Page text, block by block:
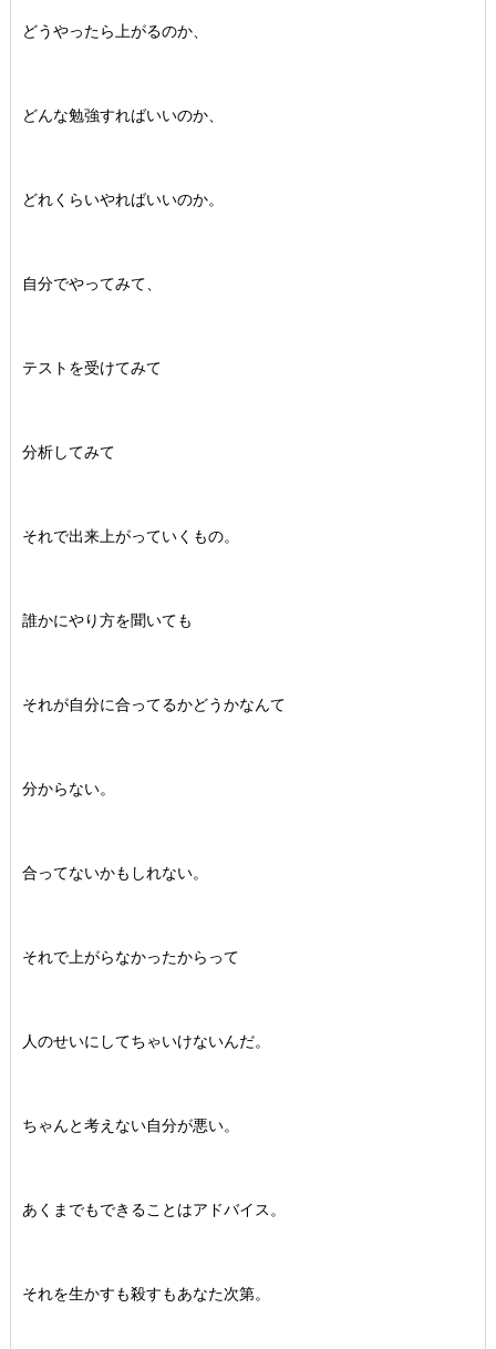
どうやったら上がるのか、
どんな勉強すればいいのか、
どれくらいやればいいのか。
自分でやってみて、
テストを受けてみて
分析してみて
それで出来上がっていくもの。
誰かにやり方を聞いても
それが自分に合ってるかどうかなんて
分からない。
合ってないかもしれない。
それで上がらなかったからって
人のせいにしてちゃいけないんだ。
ちゃんと考えない自分が悪い。
あくまでもできることはアドバイス。
それを生かすも殺すもあなた次第。